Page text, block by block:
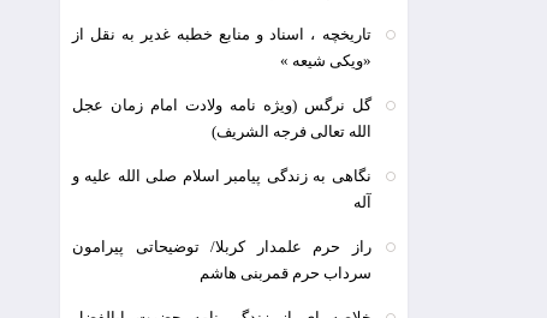
تاریخچه ، اسناد و منابع خطبه غدیر به نقل از
«ویکی شیعه »
گل نرگس (ویژه نامه ولادت امام زمان عجل
الله تعالی فرجه الشریف)
نگاهی به زندگی پیامبر اسلام صلی الله علیه و
آله
راز حرم علمدار کربلا/ توضیحاتی پیرامون
سرداب حرم قمربنی هاشم